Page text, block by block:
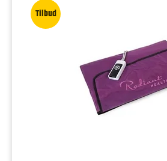
Tilbud